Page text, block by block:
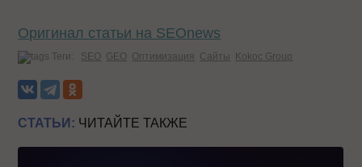
Оригинал статьи на SEOnews
Теги: SEO GEO Оптимизация Сайты Kokoc Group
СТАТЬИ: ЧИТАЙТЕ ТАКЖЕ